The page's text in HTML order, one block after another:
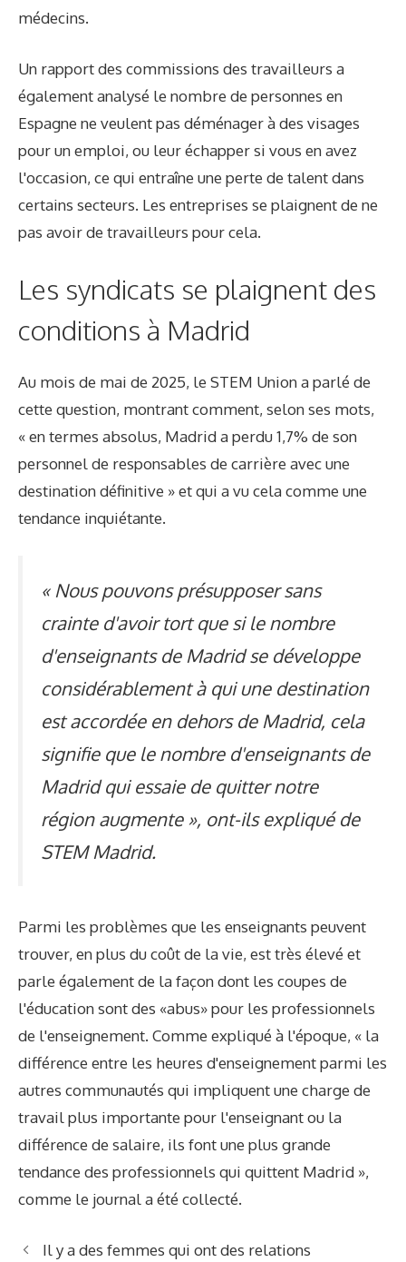
médecins.
Un rapport des commissions des travailleurs a
également analysé le nombre de personnes en
Espagne ne veulent pas déménager à des visages
pour un emploi, ou leur échapper si vous en avez
l'occasion, ce qui entraîne une perte de talent dans
certains secteurs. Les entreprises se plaignent de ne
pas avoir de travailleurs pour cela.
Les syndicats se plaignent des
conditions à Madrid
Au mois de mai de 2025, le STEM Union a parlé de
cette question, montrant comment, selon ses mots,
« en termes absolus, Madrid a perdu 1,7% de son
personnel de responsables de carrière avec une
destination définitive » et qui a vu cela comme une
tendance inquiétante.
« Nous pouvons présupposer sans
crainte d'avoir tort que si le nombre
d'enseignants de Madrid se développe
considérablement à qui une destination
est accordée en dehors de Madrid, cela
signifie que le nombre d'enseignants de
Madrid qui essaie de quitter notre
région augmente », ont-ils expliqué de
STEM Madrid.
Parmi les problèmes que les enseignants peuvent
trouver, en plus du coût de la vie, est très élevé et
parle également de la façon dont les coupes de
l'éducation sont des «abus» pour les professionnels
de l'enseignement. Comme expliqué à l'époque, « la
différence entre les heures d'enseignement parmi les
autres communautés qui impliquent une charge de
travail plus importante pour l'enseignant ou la
différence de salaire, ils font une plus grande
tendance des professionnels qui quittent Madrid »,
comme le journal a été collecté.
Il y a des femmes qui ont des relations